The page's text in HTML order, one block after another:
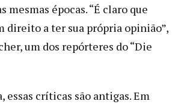
mesmas épocas. “É claro que
direito a ter sua própria opinião”,
um dos repórteres do “Die
essas críticas são antigas. Em